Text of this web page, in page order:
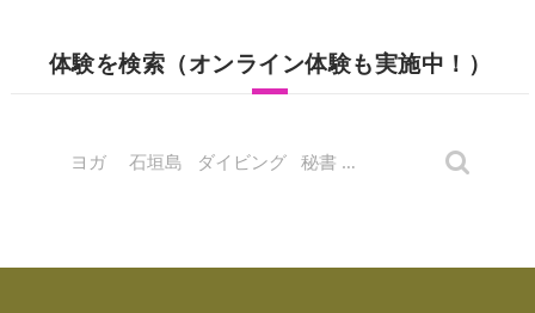
体験を検索（オンライン体験も実施中！）